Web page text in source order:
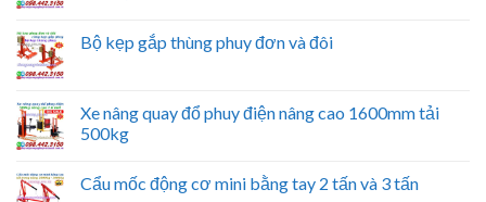
Bộ kẹp gắp thùng phuy đơn và đôi
Xe nâng quay đổ phuy điện nâng cao 1600mm tải
500kg
Cẩu mốc động cơ mini bằng tay 2 tấn và 3 tấn